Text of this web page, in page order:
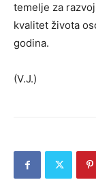
temelje za
kvalitet života
godina.
(V.J.)